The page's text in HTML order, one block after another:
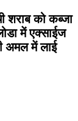
शराब को कब्जा
में एक्साईज
अमल में लाई